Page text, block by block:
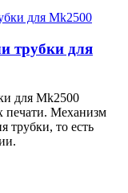
трубки для
для Mk2500
печати. Механизм
трубки, то есть